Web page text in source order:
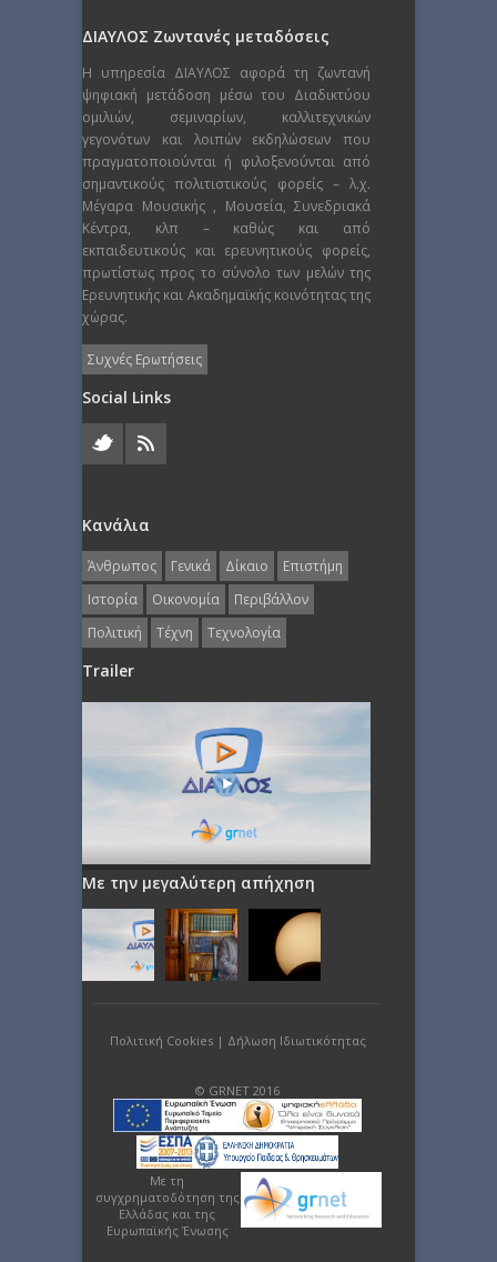
ΔΙΑΥΛΟΣ Ζωντανές μεταδόσεις
Η υπηρεσία ΔΙΑΥΛΟΣ αφορά τη ζωντανή
ψηφιακή μετάδοση μέσω του Διαδικτύου
ομιλιών, σεμιναρίων, καλλιτεχνικών
γεγονότων και λοιπών εκδηλώσεων που
πραγματοποιούνται ή φιλοξενούνται από
σημαντικούς πολιτιστικούς φορείς – λ.χ.
Μέγαρα Μουσικής , Μουσεία, Συνεδριακά
Κέντρα, κλπ – καθώς και από
εκπαιδευτικούς και ερευνητικούς φορείς,
πρωτίστως προς το σύνολο των μελών της
Ερευνητικής και Ακαδημαϊκής κοινότητας της
χώρας.
Συχνές Ερωτήσεις
Social Links
Κανάλια
Άνθρωπος Γενικά Δίκαιο
Επιστήμη
Ιστορία
Οικονομία
Περιβάλλον
Πολιτική
Τέχνη Τεχνολογία
Trailer
Με την μεγαλύτερη απήχηση
Πολιτική Cookies| Δήλωση Ιδιωτικότητας
© GRNET 2016
Με τη
συγχρηματοδότηση της
Ελλάδας και της
Ευρωπαϊκής Ένωσης